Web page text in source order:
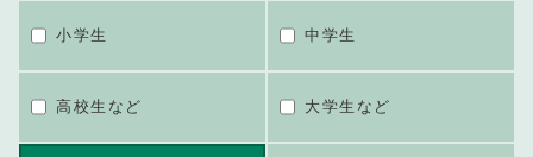
小学生 中学生
高校生など 大学生など